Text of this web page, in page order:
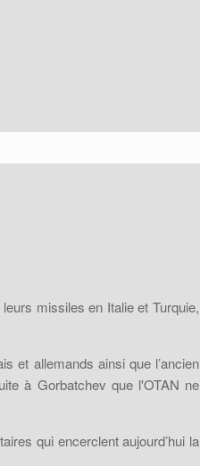
missiles en Italie et Turquie,
et allemands ainsi que l’ancien
à Gorbatchev que l'OTAN ne
qui encerclent aujourd’hui la